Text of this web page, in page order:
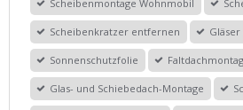
Scheibenmontage Wohnmobil
Scheibenkratzer entfernen
Sonnenschutzfolie
Glas- und Schiebedach-Montage